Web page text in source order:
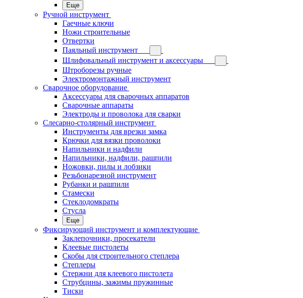
Еще
Ручной инструмент
Гаечные ключи
Ножи строительные
Отвертки
Паяльный инструмент
Шлифовальный инструмент и аксессуары
Штроборезы ручные
Электромонтажный инструмент
Сварочное оборудование
Аксессуары для сварочных аппаратов
Сварочные аппараты
Электроды и проволока для сварки
Слесарно-столярный инструмент
Инструменты для врезки замка
Крючки для вязки проволоки
Напильники и надфили
Напильники, надфили, рашпили
Ножовки, пилы и лобзики
Резьбонарезной инструмент
Рубанки и рашпили
Стамески
Стеклодомкраты
Стусла
Еще
Фиксирующий инструмент и комплектующие
Заклепочники, просекатели
Клеевые пистолеты
Скобы для строительного степлера
Степлеры
Стержни для клеевого пистолета
Струбцины, зажимы пружинные
Тиски